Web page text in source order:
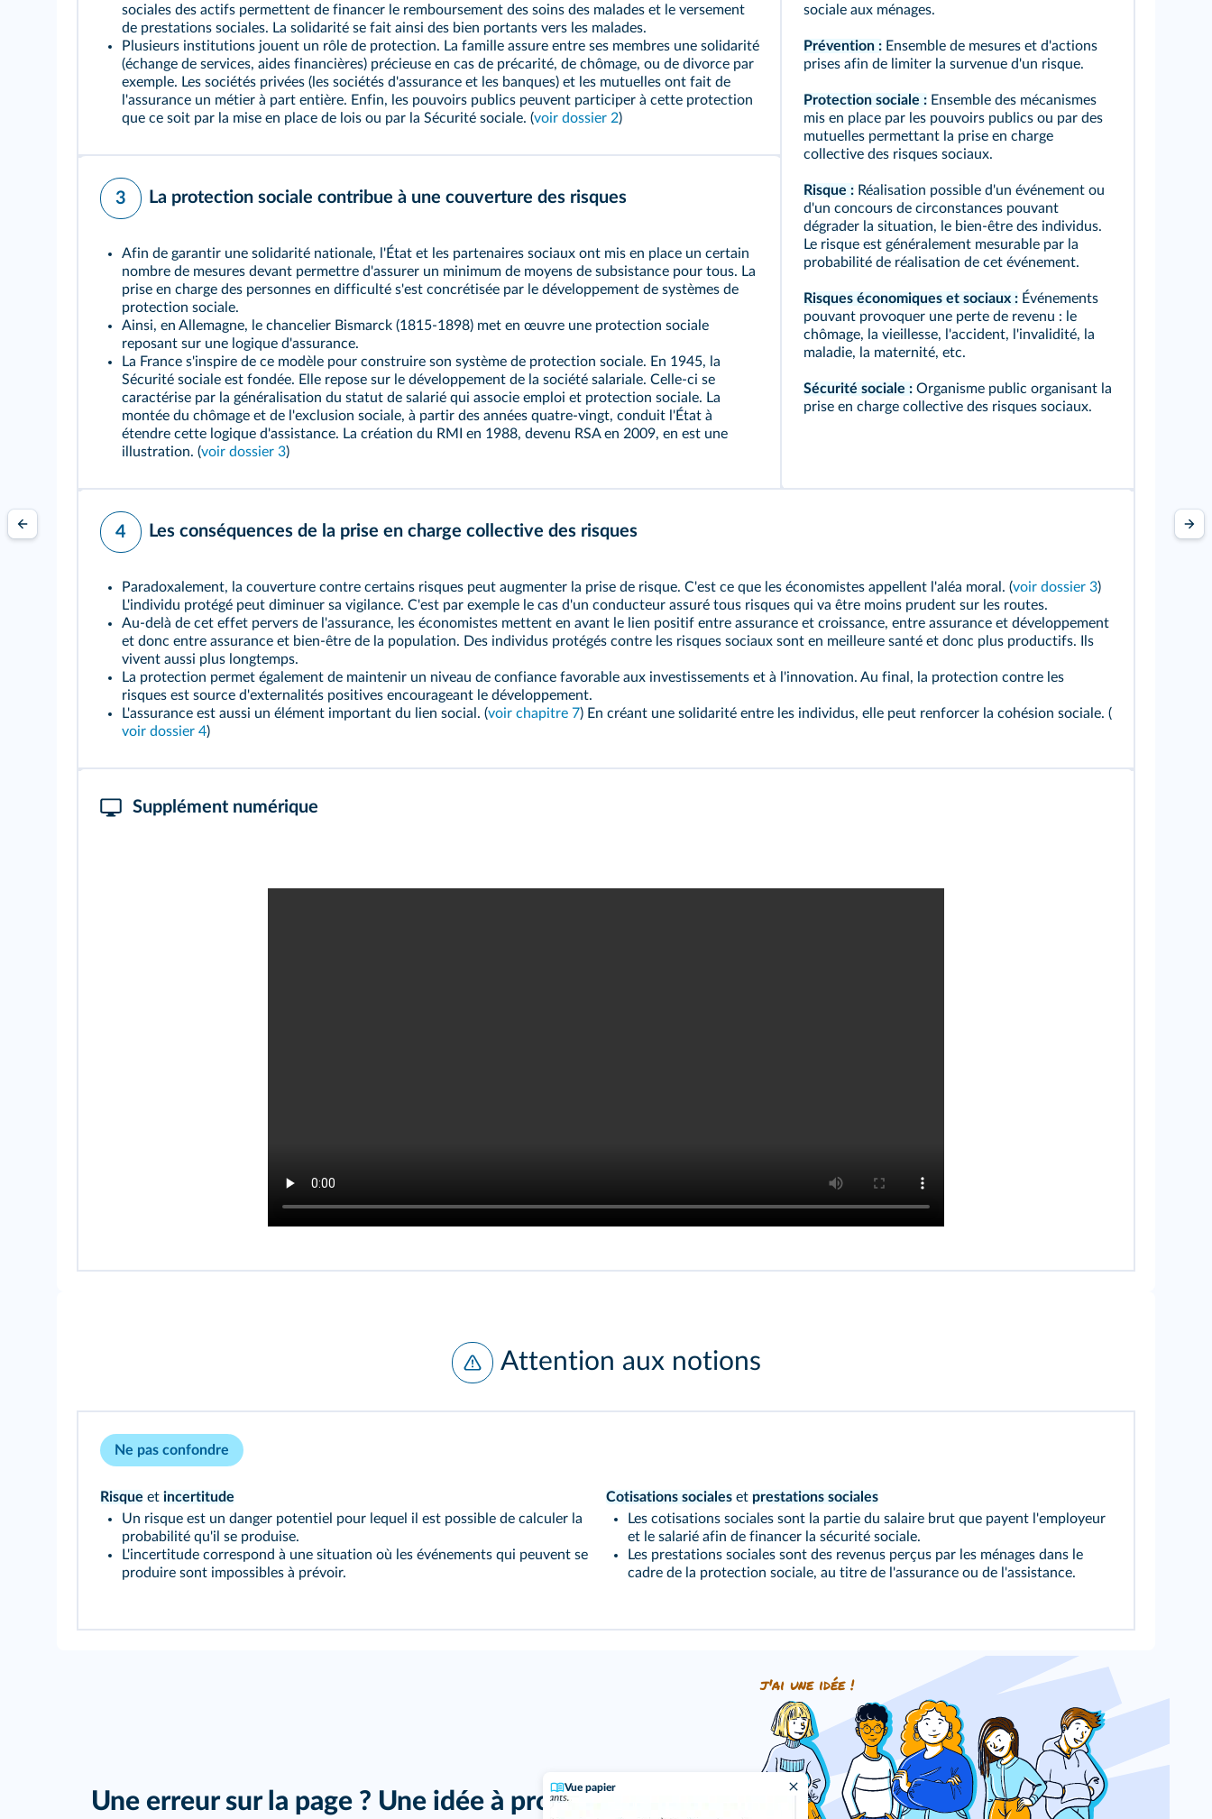
Vue papier
sociales des actifs permettent de financer le remboursement des soins des malades et le versement
de prestations sociales. La solidarité se fait ainsi des bien portants vers les malades.
Plusieurs institutions jouent un rôle de protection. La famille assure entre ses membres une solidarité
(échange de services, aides financières) précieuse en cas de précarité, de chômage, ou de divorce par
exemple. Les sociétés privées (les sociétés d'assurance et les banques) et les mutuelles ont fait de
l'assurance un métier à part entière. Enfin, les pouvoirs publics peuvent participer à cette protection
que ce soit par la mise en place de lois ou par la Sécurité sociale. (voir dossier 2)
3 La protection sociale contribue à une couverture des risques
Afin de garantir une solidarité nationale, l'État et les partenaires sociaux ont mis en place un certain
nombre de mesures devant permettre d'assurer un minimum de moyens de subsistance pour tous. La
prise en charge des personnes en difficulté s'est concrétisée par le développement de systèmes de
protection sociale.
Ainsi, en Allemagne, le chancelier Bismarck (1815-1898) met en œuvre une protection sociale
reposant sur une logique d'assurance.
La France s'inspire de ce modèle pour construire son système de protection sociale. En 1945, la
Sécurité sociale est fondée. Elle repose sur le développement de la société salariale. Celle-ci se
caractérise par la généralisation du statut de salarié qui associe emploi et protection sociale. La
montée du chômage et de l'exclusion sociale, à partir des années quatre-vingt, conduit l'État à
étendre cette logique d'assistance. La création du RMI en 1988, devenu RSA en 2009, en est une
illustration. (voir dossier 3)
sociale aux ménages.
Prévention : Ensemble de mesures et d'actions
prises afin de limiter la survenue d'un risque.
Protection sociale : Ensemble des mécanismes
mis en place par les pouvoirs publics ou par des
mutuelles permettant la prise en charge
collective des risques sociaux.
Risque : Réalisation possible d'un événement ou
d'un concours de circonstances pouvant
dégrader la situation, le bien-être des individus.
Le risque est généralement mesurable par la
probabilité de réalisation de cet événement.
Risques économiques et sociaux : Événements
pouvant provoquer une perte de revenu : le
chômage, la vieillesse, l'accident, l'invalidité, la
maladie, la maternité, etc.
Sécurité sociale : Organisme public organisant la
prise en charge collective des risques sociaux.
4 Les conséquences de la prise en charge collective des risques
Paradoxalement, la couverture contre certains risques peut augmenter la prise de risque. C'est ce que les économistes appellent l'aléa moral. (voir dossier 3)
L'individu protégé peut diminuer sa vigilance. C'est par exemple le cas d'un conducteur assuré tous risques qui va être moins prudent sur les routes.
Au-delà de cet effet pervers de l'assurance, les économistes mettent en avant le lien positif entre assurance et croissance, entre assurance et développement
et donc entre assurance et bien-être de la population. Des individus protégés contre les risques sociaux sont en meilleure santé et donc plus productifs. Ils
vivent aussi plus longtemps.
La protection permet également de maintenir un niveau de confiance favorable aux investissements et à l'innovation. Au final, la protection contre les
risques est source d'externalités positives encourageant le développement.
L'assurance est aussi un élément important du lien social. (voir chapitre 7) En créant une solidarité entre les individus, elle peut renforcer la cohésion sociale. (
voir dossier 4)
Supplément numérique
Attention aux notions
Ne pas confondre
Risque et incertitude
Un risque est un danger potentiel pour lequel il est possible de calculer la
probabilité qu'il se produise.
L'incertitude correspond à une situation où les événements qui peuvent se
produire sont impossibles à prévoir.
Cotisations sociales et prestations sociales
Les cotisations sociales sont la partie du salaire brut que payent l'employeur
et le salarié afin de financer la sécurité sociale.
Les prestations sociales sont des revenus perçus par les ménages dans le
cadre de la protection sociale, au titre de l'assurance ou de l'assistance.
Une erreur sur la page ? Une idée à proposer ?
j'ai une idée !